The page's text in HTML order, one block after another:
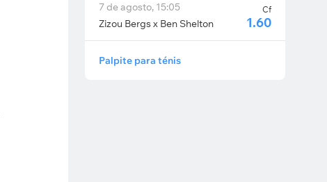
7 de agosto, 15:05
Zizou Bergs x Ben Shelton
Cf
1.60
Palpite para ténis